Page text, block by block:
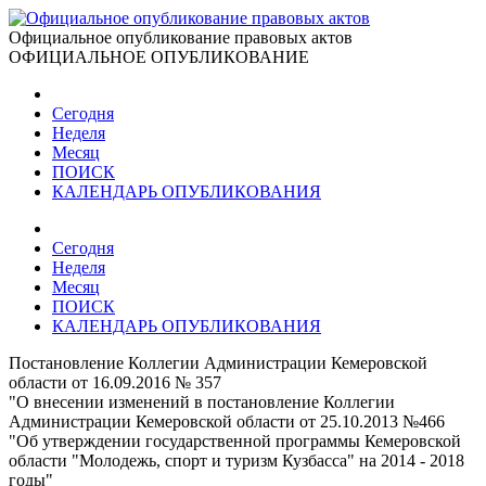
Официальное опубликование правовых актов
ОФИЦИАЛЬНОЕ ОПУБЛИКОВАНИЕ
Сегодня
Неделя
Месяц
ПОИСК
КАЛЕНДАРЬ ОПУБЛИКОВАНИЯ
Сегодня
Неделя
Месяц
ПОИСК
КАЛЕНДАРЬ ОПУБЛИКОВАНИЯ
Постановление Коллегии Администрации Кемеровской
области от 16.09.2016 № 357
"О внесении изменений в постановление Коллегии
Администрации Кемеровской области от 25.10.2013 №466
"Об утверждении государственной программы Кемеровской
области "Молодежь, спорт и туризм Кузбасса" на 2014 - 2018
годы"